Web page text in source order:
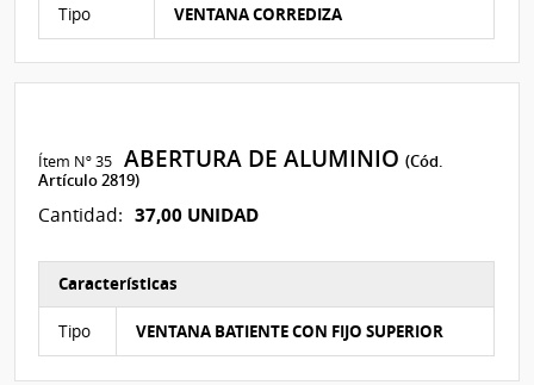
Tipo VENTANA CORREDIZA
Ítem Nº 35 ABERTURA DE ALUMINIO(Cód.
Artículo 2819)
Cantidad: 37,00 UNIDAD
Características
Tipo VENTANA BATIENTE CON FIJO SUPERIOR